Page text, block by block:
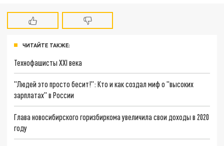
ЧИТАЙТЕ ТАКЖЕ:
Технофашисты XXI века
"Людей это просто бесит!": Кто и как создал миф о "высоких
зарплатах" в России
Глава новосибирского горизбиркома увеличила свои доходы в 2020
году